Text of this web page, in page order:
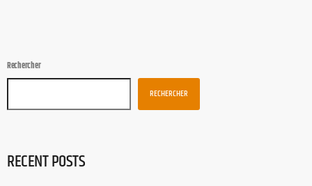
Rechercher
RECHERCHER
RECENT POSTS